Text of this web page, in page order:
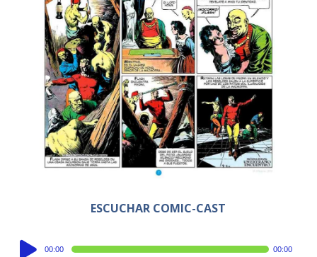
ESCUCHAR COMIC-CAST
Audio
00:00 00:00